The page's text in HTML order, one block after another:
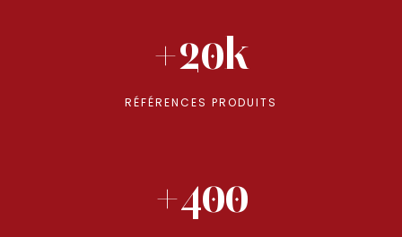
+20k
RÉFÉRENCES PRODUITS
+400